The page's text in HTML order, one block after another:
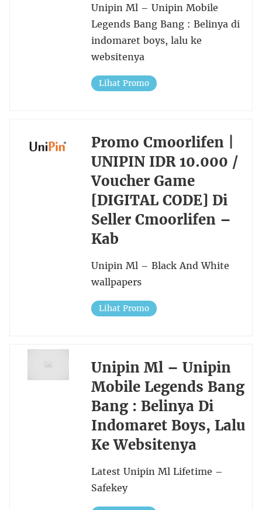
Unipin Ml – Unipin Mobile
Legends Bang Bang : Belinya di
indomaret boys, lalu ke
websitenya
Lihat Promo
Promo Cmoorlifen |
UNIPIN IDR 10.000 /
Voucher Game
[DIGITAL CODE] Di
Seller Cmoorlifen –
Kab
Unipin Ml – Black And White
wallpapers
Lihat Promo
Unipin Ml – Unipin
Mobile Legends Bang
Bang : Belinya Di
Indomaret Boys, Lalu
Ke Websitenya
Latest Unipin Ml Lifetime –
Safekey